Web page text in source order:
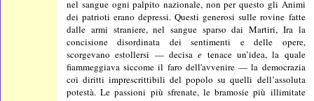
nel sangue ogni palpito nazionale, non per questo gli Animi
dei patrioti erano depressi. Questi generosi sulle rovine fatte
dalle armi straniere, nel sangue sparso dai Martiri, Ira la
concisione disordinata dei sentimenti e delle opere,
scorgevano estollersi — decisae tenace un’idea, la quale
fiammeggiava siccome il faro dell'avvenire — la democrazia
coi diritti imprescrittibili del popolo su quelli dell’assoluta
potestà. Le passioni più sfrenate, le bramosie più illimitate